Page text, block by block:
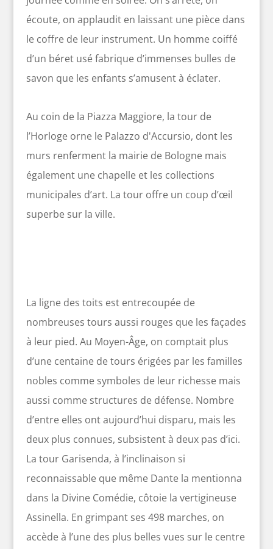
écoute, on applaudit en laissant une pièce dans
le coffre de leur instrument. Un homme coiffé
d’un béret usé fabrique d’immenses bulles de
savon que les enfants s’amusent à éclater.
Au coin de la Piazza Maggiore, la tour de
l’Horloge orne le Palazzo d'Accursio, dont les
murs renferment la mairie de Bologne mais
également une chapelle et les collections
municipales d’art. La tour offre un coup d’œil
superbe sur la ville.
La ligne des toits est entrecoupée de
nombreuses tours aussi rouges que les façades
à leur pied. Au Moyen-Âge, on comptait plus
d’une centaine de tours érigées par les familles
nobles comme symboles de leur richesse mais
aussi comme structures de défense. Nombre
d’entre elles ont aujourd’hui disparu, mais les
deux plus connues, subsistent à deux pas d’ici.
La tour Garisenda, à l’inclinaison si
reconnaissable que même Dante la mentionna
dans la Divine Comédie, côtoie la vertigineuse
Assinella. En grimpant ses 498 marches, on
accède à l’une des plus belles vues sur le centre